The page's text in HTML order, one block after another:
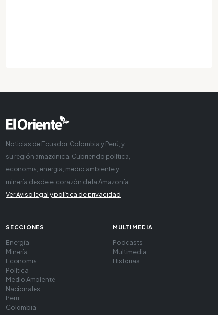
Noticias de Ecuador, Colombia y Perú, y
su región amazónica. Cubriendo política,
economía, energía, medio ambiente y
minería desde el corazón de la Amazonía
Ver Aviso legal y política de privacidad
SECCIONES
Energía
Minería
Economía
Política
Medio Ambiente
Nacionales
Perú
Colombia
MULTIMEDIA
Podcasts
Multimedia
Historias